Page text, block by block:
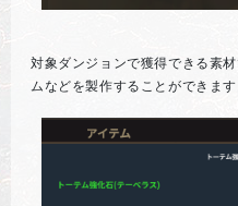
対象ダンジョンで獲得できる素
ムなどを製作することができます